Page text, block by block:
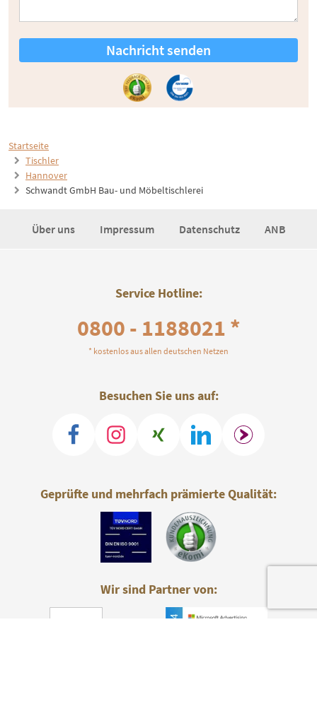
Startseite
Tischler
Hannover
Schwandt GmbH Bau- und Möbeltischlerei
Nachricht senden
Über uns Impressum Datenschutz ANB
Service Hotline:
0800 - 1188021 *
* kostenlos aus allen deutschen Netzen
Besuchen Sie uns auf:
Geprüfte und mehrfach prämierte Qualität:
Wir sind Partner von: